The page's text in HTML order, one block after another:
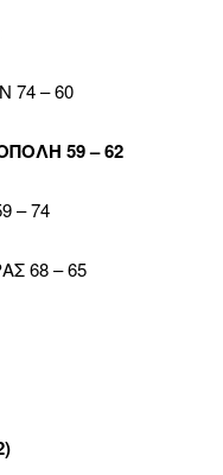
74 – 60
59 – 62
– 74
68 – 65